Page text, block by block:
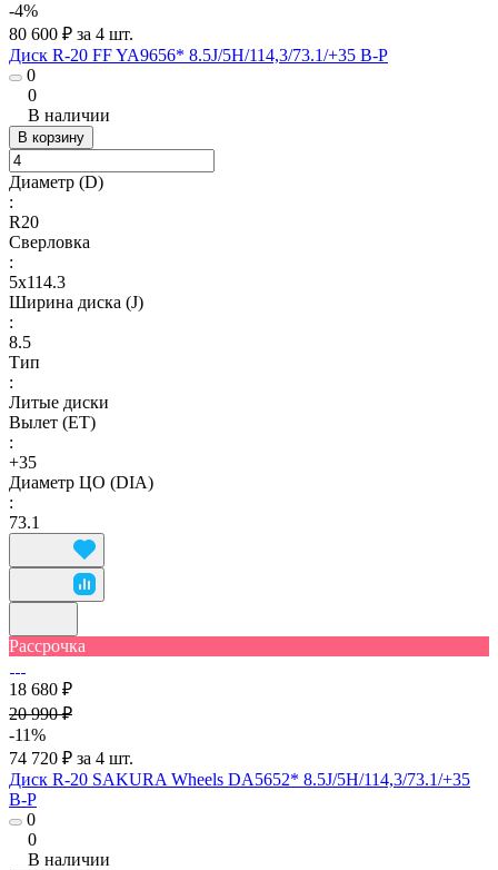
-4%
80 600 ₽ за 4 шт.
Диск R-20 FF YA9656* 8.5J/5H/114,3/73.1/+35 B-P
0
0
В наличии
В корзину
Диаметр (D)
:
R20
Сверловка
:
5х114.3
Ширина диска (J)
:
8.5
Тип
:
Литые диски
Вылет (ET)
:
+35
Диаметр ЦО (DIA)
:
73.1
Рассрочка
18 680 ₽
20 990 ₽
-11%
74 720 ₽ за 4 шт.
Диск R-20 SAKURA Wheels DA5652* 8.5J/5H/114,3/73.1/+35
B-P
0
0
В наличии